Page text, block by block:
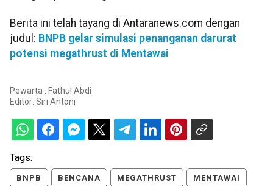
Berita ini telah tayang di Antaranews.com dengan
judul: BNPB gelar simulasi penanganan darurat
potensi megathrust di Mentawai
Pewarta : Fathul Abdi
Editor: Siri Antoni
Tags:
BNPB BENCANA MEGATHRUST MENTAWAI